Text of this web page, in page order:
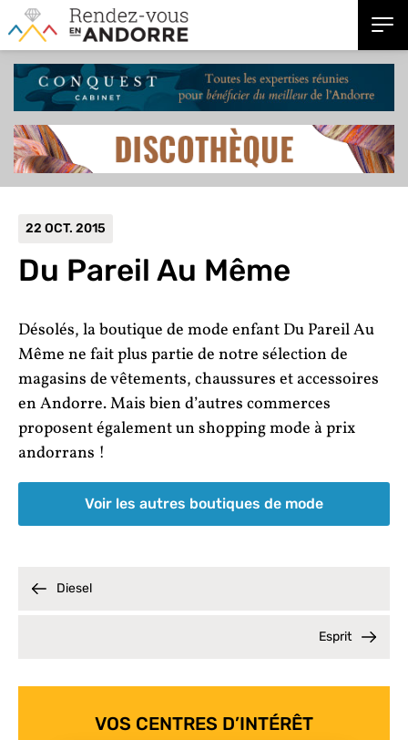
22 OCT. 2015
Du Pareil Au Même
Désolés, la boutique de mode enfant Du Pareil Au
Même ne fait plus partie de notre sélection de
magasins de vêtements, chaussures et accessoires
en Andorre. Mais bien d’autres commerces
proposent également un shopping mode à prix
andorrans !
Voir les autres boutiques de mode
VOS CENTRES D’INTÉRÊT
Diesel
Esprit